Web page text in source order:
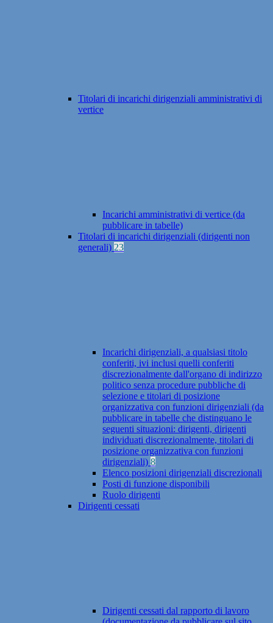
Titolari di incarichi dirigenziali amministrativi di
vertice
Incarichi amministrativi di vertice (da
pubblicare in tabelle)
Titolari di incarichi dirigenziali (dirigenti non
generali) 23
Incarichi dirigenziali, a qualsiasi titolo
conferiti, ivi inclusi quelli conferiti
discrezionalmente dall'organo di indirizzo
politico senza procedure pubbliche di
selezione e titolari di posizione
organizzativa con funzioni dirigenziali (da
pubblicare in tabelle che distinguano le
seguenti situazioni: dirigenti, dirigenti
individuati discrezionalmente, titolari di
posizione organizzativa con funzioni
dirigenziali) 8
Elenco posizioni dirigenziali discrezionali
Posti di funzione disponibili
Ruolo dirigenti
Dirigenti cessati
Dirigenti cessati dal rapporto di lavoro